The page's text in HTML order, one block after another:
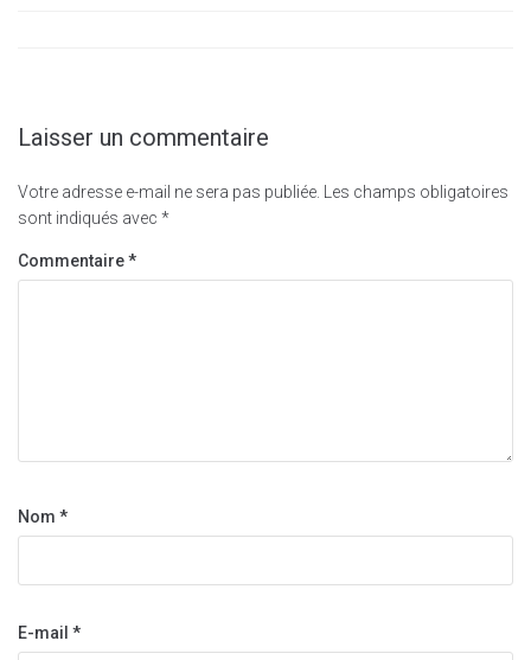
Laisser un commentaire
Votre adresse e-mail ne sera pas publiée.
Les champs obligatoires
sont indiqués avec *
Commentaire*
Nom *
E-mail *